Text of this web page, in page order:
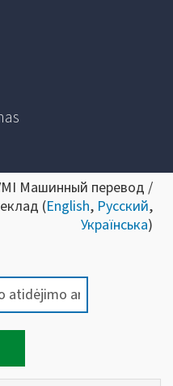
Машинный перевод /
(English, Русский,
Українська)